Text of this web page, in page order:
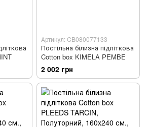
Артикул: CB080077133
Постільна білизна підліткова
Cotton box KIMELA PEMBE
2 002 грн